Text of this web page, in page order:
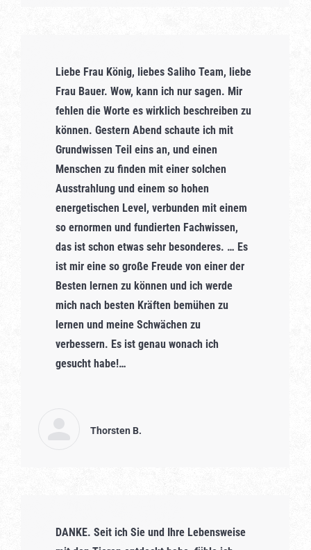
Liebe Frau König, liebes Saliho Team, liebe
Frau Bauer. Wow, kann ich nur sagen. Mir
fehlen die Worte es wirklich beschreiben zu
können. Gestern Abend schaute ich mit
Grundwissen Teil eins an, und einen
Menschen zu finden mit einer solchen
Ausstrahlung und einem so hohen
energetischen Level, verbunden mit einem
so ernormen und fundierten Fachwissen,
das ist schon etwas sehr besonderes. … Es
ist mir eine so große Freude von einer der
Besten lernen zu können und ich werde
mich nach besten Kräften bemühen zu
lernen und meine Schwächen zu
verbessern. Es ist genau wonach ich
gesucht habe!…
Thorsten B.
DANKE. Seit ich Sie und Ihre Lebensweise